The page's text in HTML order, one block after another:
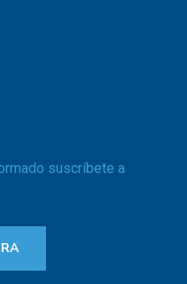
suscríbete a